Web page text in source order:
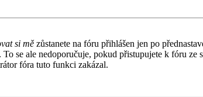
si mě zůstanete na fóru přihlášen jen po
. To se ale nedoporučuje, pokud přistupujete k fóru
fóra tuto funkci zakázal.